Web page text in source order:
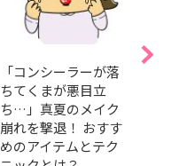
「コンシーラーが落
ちてくまが悪目立
ち…」真夏のメイク
崩れを撃退！ おすす
めのアイテムとテク